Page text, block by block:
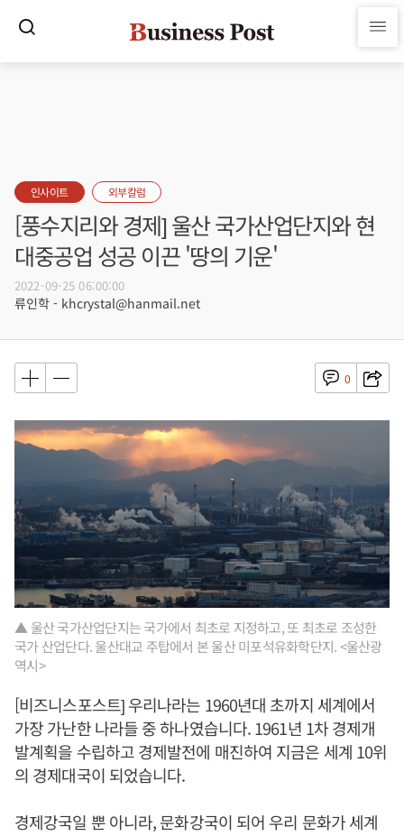
인사이트 외부칼럼
[풍수지리와 경제] 울산 국가산업단지와 현
대중공업 성공 이끈 '땅의 기운'
2022-09-25 06:00:00
류인학 - khcrystal@hanmail.net
0
▲ 울산 국가산업단지는 국가에서 최초로 지정하고, 또 최초로 조성한
국가 산업단다. 울산대교 주탑에서 본 울산 미포석유화학단지. <울산광
역시>
[비즈니스포스트] 우리나라는 1960년대 초까지 세계에서
가장 가난한 나라들 중 하나였습니다. 1961년 1차 경제개
발계획을 수립하고 경제발전에 매진하여 지금은 세계 10위
의 경제대국이 되었습니다.
경제강국일 뿐 아니라, 문화강국이 되어 우리 문화가 세계